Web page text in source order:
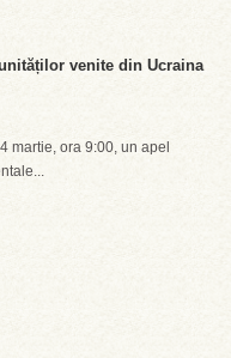
venite din Ucraina
martie, ora 9:00, un apel